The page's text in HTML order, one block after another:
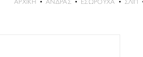
ΑΡΧΙΚΉ ΑΝΔΡΑΣ ΕΣΏΡΟΥΧΑ ΣΛΙΠ